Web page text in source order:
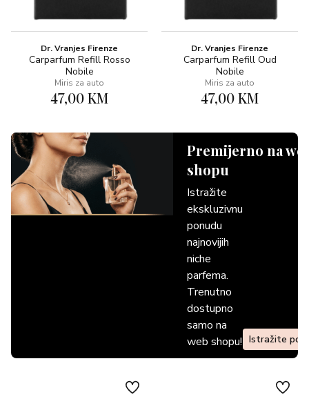
Dr. Vranjes Firenze
Carparfum Refill Rosso
Nobile
Miris za auto
47,00 KM
Dr. Vranjes Firenze
Carparfum Refill Oud
Nobile
Miris za auto
47,00 KM
Premijerno na
shopu
Istražite
ekskluzivnu
ponudu
najnovijih
niche
parfema.
Trenutno
dostupno
samo na
web shopu! Istražite